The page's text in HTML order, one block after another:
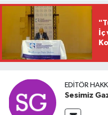
EDITÖR
Sesimiz